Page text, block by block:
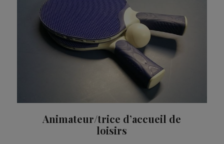
Animateur/trice d’accueil de
loisirs